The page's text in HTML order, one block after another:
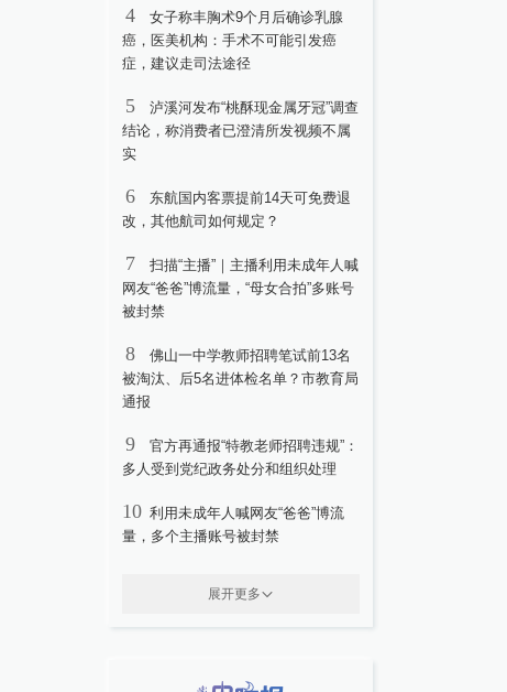
4
女子称丰胸术9个月后确诊乳腺
癌，医美机构：手术不可能引发癌
症，建议走司法途径
5
泸溪河发布“桃酥现金属牙冠”调查
结论，称消费者已澄清所发视频不属
实
6
东航国内客票提前14天可免费退
改，其他航司如何规定？
7
扫描“主播”｜主播利用未成年人喊
网友“爸爸”博流量，“母女合拍”多账号
被封禁
8
佛山一中学教师招聘笔试前13名
被淘汰、后5名进体检名单？市教育局
通报
9
官方再通报“特教老师招聘违规”：
多人受到党纪政务处分和组织处理
10 利用未成年人喊网友“爸爸”博流
量，多个主播账号被封禁
展开更多